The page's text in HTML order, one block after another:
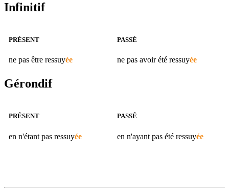
Infinitif
PRÉSENT
ne pas être ressuyée
PASSÉ
ne pas avoir été ressuyée
Gérondif
PRÉSENT
en n'étant pas ressuyée
PASSÉ
en n'ayant pas été ressuyée